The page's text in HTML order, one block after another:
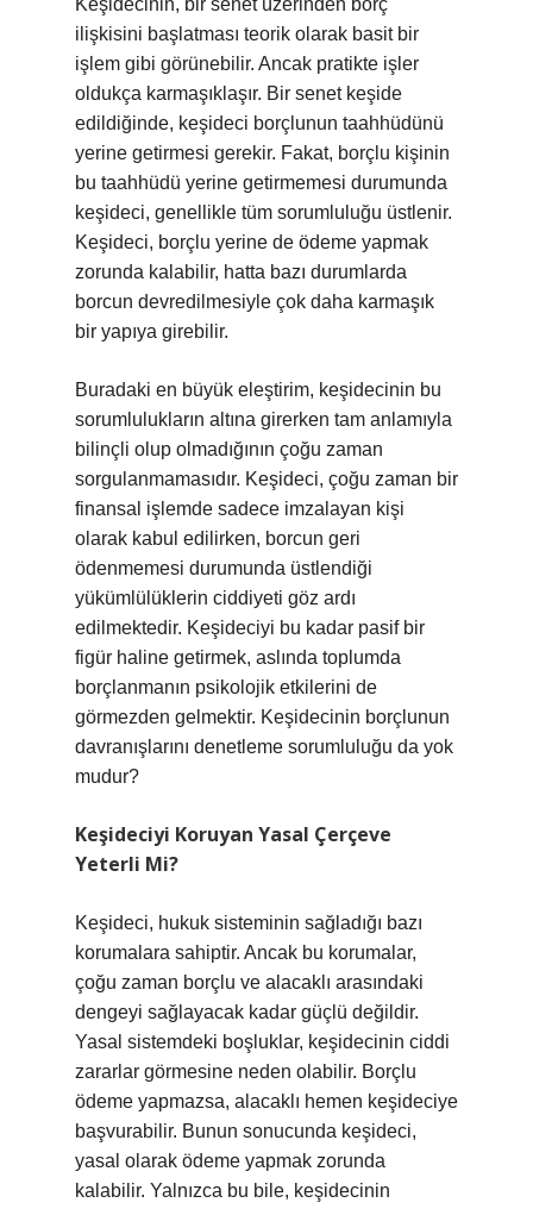
Keşidecinin, bir senet üzerinden borç
ilişkisini başlatması teorik olarak basit bir
işlem gibi görünebilir. Ancak pratikte işler
oldukça karmaşıklaşır. Bir senet keşide
edildiğinde, keşideci borçlunun taahhüdünü
yerine getirmesi gerekir. Fakat, borçlu kişinin
bu taahhüdü yerine getirmemesi durumunda
keşideci, genellikle tüm sorumluluğu üstlenir.
Keşideci, borçlu yerine de ödeme yapmak
zorunda kalabilir, hatta bazı durumlarda
borcun devredilmesiyle çok daha karmaşık
bir yapıya girebilir.
Buradaki en büyük eleştirim, keşidecinin bu
sorumlulukların altına girerken tam anlamıyla
bilinçli olup olmadığının çoğu zaman
sorgulanmamasıdır. Keşideci, çoğu zaman bir
finansal işlemde sadece imzalayan kişi
olarak kabul edilirken, borcun geri
ödenmemesi durumunda üstlendiği
yükümlülüklerin ciddiyeti göz ardı
edilmektedir. Keşideciyi bu kadar pasif bir
figür haline getirmek, aslında toplumda
borçlanmanın psikolojik etkilerini de
görmezden gelmektir. Keşidecinin borçlunun
davranışlarını denetleme sorumluluğu da yok
mudur?
Keşideciyi Koruyan Yasal Çerçeve
Yeterli Mi?
Keşideci, hukuk sisteminin sağladığı bazı
korumalara sahiptir. Ancak bu korumalar,
çoğu zaman borçlu ve alacaklı arasındaki
dengeyi sağlayacak kadar güçlü değildir.
Yasal sistemdeki boşluklar, keşidecinin ciddi
zararlar görmesine neden olabilir. Borçlu
ödeme yapmazsa, alacaklı hemen keşideciye
başvurabilir. Bunun sonucunda keşideci,
yasal olarak ödeme yapmak zorunda
kalabilir. Yalnızca bu bile, keşidecinin